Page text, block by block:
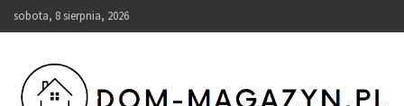
Skip
to
sobota, 8 sierpnia, 2026